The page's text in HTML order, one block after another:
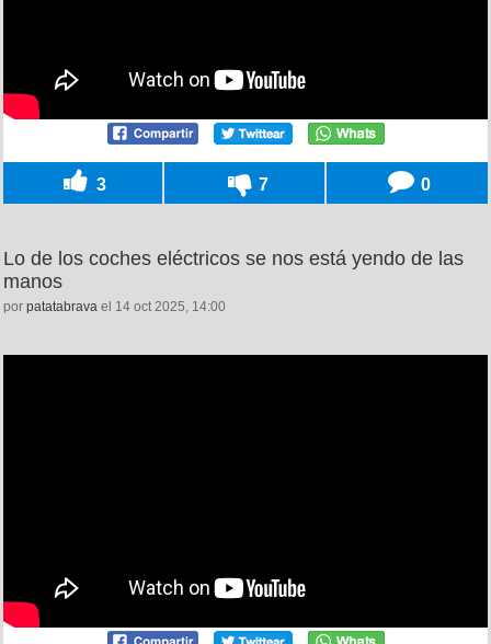
3 7 0
Lo de los coches eléctricos se nos está yendo de las
manos
por patatabrava el 14 oct 2025, 14:00